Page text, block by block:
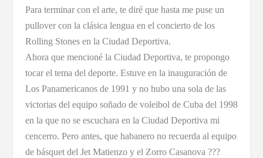
Para terminar con el arte, te diré que hasta me puse un
pullover con la clásica lengua en el concierto de los
Rolling Stones en la Ciudad Deportiva.
Ahora que mencioné la Ciudad Deportiva, te propongo
tocar el tema del deporte. Estuve en la inauguración de
Los Panamericanos de 1991 y no hubo una sola de las
victorias del equipo soñado de voleibol de Cuba del 1998
en la que no se escuchara en la Ciudad Deportiva mi
cencerro. Pero antes, que habanero no recuerda al equipo
de básquet del Jet Matienzo y el Zorro Casanova ???